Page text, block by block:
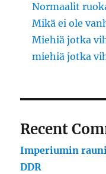
Normaalit
Mikä ei ole
Miehiä jotka
miehiä jotka
Recent
Imperiumin
DDR